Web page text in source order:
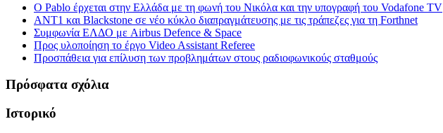
Ο Pablo έρχεται στην Ελλάδα με τη φωνή του Νικόλα και την υπογραφή του Vodafone TV
ΑΝΤ1 και Blackstone σε νέο κύκλο διαπραγμάτευσης με τις τράπεζες για τη Forthnet
Συμφωνία ΕΛΔΟ με Airbus Defence & Space
Προς υλοποίηση το έργο Video Assistant Referee
Προσπάθεια για επίλυση των προβλημάτων στους ραδιοφωνικούς σταθμούς
Πρόσφατα σχόλια
Ιστορικό